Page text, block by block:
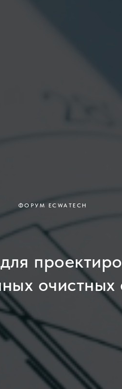
ФОРУМ ECWATECH